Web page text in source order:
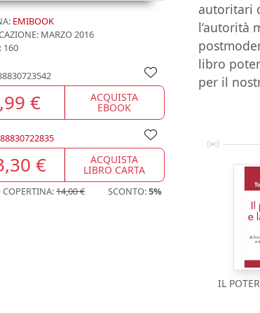
EMIBOOK
MARZO 2016
160
€ ACQUISTA
EBOOK
€ ACQUISTA
LIBRO CARTA
COPERTINA:14,00 € SCONTO:5%
autoritari
l’autorità
libro
per il
IL